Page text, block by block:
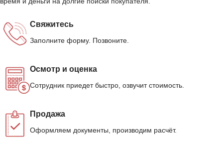
Свяжитесь
Заполните форму. Позвоните.
Осмотр и оценка
Сотрудник приедет быстро, озвучит стоимость.
Продажа
Оформляем документы, производим расчёт.